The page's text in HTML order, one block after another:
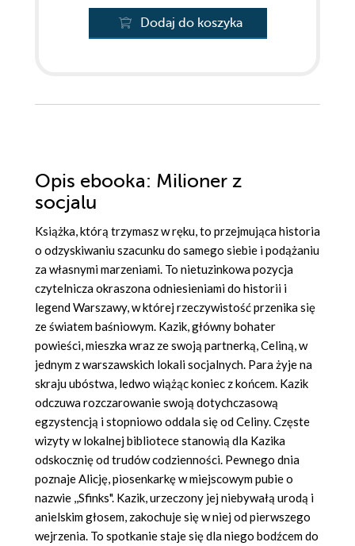
Dodaj do koszyka
Opis ebooka: Milioner z
socjalu
Książka, którą trzymasz w ręku, to przejmująca historia
o odzyskiwaniu szacunku do samego siebie i podążaniu
za własnymi marzeniami. To nietuzinkowa pozycja
czytelnicza okraszona odniesieniami do historii i
legend Warszawy, w której rzeczywistość przenika się
ze światem baśniowym. Kazik, główny bohater
powieści, mieszka wraz ze swoją partnerką, Celiną, w
jednym z warszawskich lokali socjalnych. Para żyje na
skraju ubóstwa, ledwo wiążąc koniec z końcem. Kazik
odczuwa rozczarowanie swoją dotychczasową
egzystencją i stopniowo oddala się od Celiny. Częste
wizyty w lokalnej bibliotece stanowią dla Kazika
odskocznię od trudów codzienności. Pewnego dnia
poznaje Alicję, piosenkarkę w miejscowym pubie o
nazwie ,,Sfinks". Kazik, urzeczony jej niebywałą urodą i
anielskim głosem, zakochuje się w niej od pierwszego
wejrzenia. To spotkanie staje się dla niego bodźcem do